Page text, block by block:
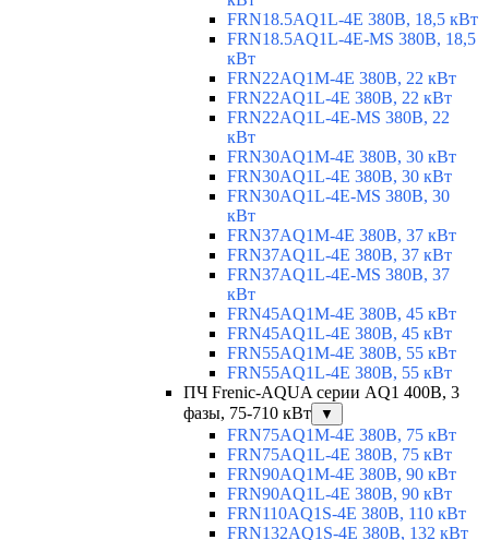
FRN18.5AQ1L-4E 380В, 18,5 кВт
FRN18.5AQ1L-4E-MS 380В, 18,5
кВт
FRN22AQ1M-4E 380В, 22 кВт
FRN22AQ1L-4E 380В, 22 кВт
FRN22AQ1L-4E-MS 380В, 22
кВт
FRN30AQ1M-4E 380В, 30 кВт
FRN30AQ1L-4E 380В, 30 кВт
FRN30AQ1L-4E-MS 380В, 30
кВт
FRN37AQ1M-4E 380В, 37 кВт
FRN37AQ1L-4E 380В, 37 кВт
FRN37AQ1L-4E-MS 380В, 37
кВт
FRN45AQ1M-4E 380В, 45 кВт
FRN45AQ1L-4E 380В, 45 кВт
FRN55AQ1M-4E 380В, 55 кВт
FRN55AQ1L-4E 380В, 55 кВт
ПЧ Frenic-AQUA серии AQ1 400В, 3
фазы, 75-710 кВт
▼
FRN75AQ1M-4E 380В, 75 кВт
FRN75AQ1L-4E 380В, 75 кВт
FRN90AQ1M-4E 380В, 90 кВт
FRN90AQ1L-4E 380В, 90 кВт
FRN110AQ1S-4E 380В, 110 кВт
FRN132AQ1S-4E 380В, 132 кВт